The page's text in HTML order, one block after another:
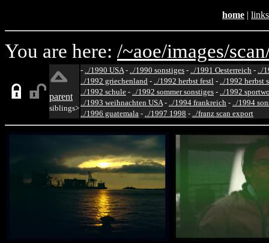
home | links
You are here: /~aoe/images/
parent
siblings>
- ../1990 USA- ../1990 sonstiges - ../1991 Oesterreich - ../
../1992 griechenland - ../1992 herbst festl - ../1992 herbst
../1992 schule - ../1992 sommer sonstiges - ../1992
../1993 weihnachten USA- ../1994 frankreich - ../1994
../1996 guatemala - ../1997 1998 - ../franz scan export